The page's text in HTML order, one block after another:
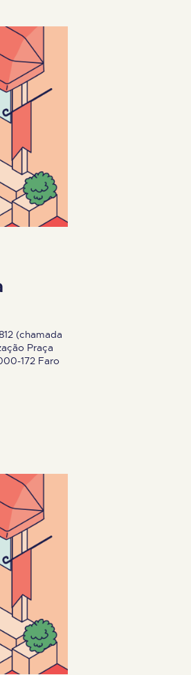
(chamada
Praça
172 Faro